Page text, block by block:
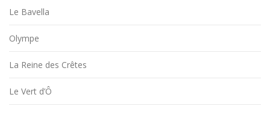
Le Bavella
Olympe
La Reine des Crêtes
Le Vert d’Ô